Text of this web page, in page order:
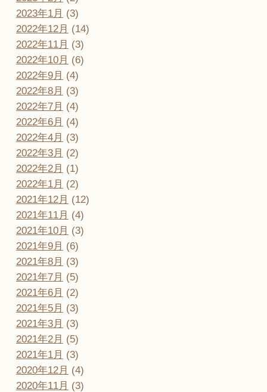
2023年1月 (3)
2022年12月 (14)
2022年11月 (3)
2022年10月 (6)
2022年9月 (4)
2022年8月 (3)
2022年7月 (4)
2022年6月 (4)
2022年4月 (3)
2022年3月 (2)
2022年2月 (1)
2022年1月 (2)
2021年12月 (12)
2021年11月 (4)
2021年10月 (3)
2021年9月 (6)
2021年8月 (3)
2021年7月 (5)
2021年6月 (2)
2021年5月 (3)
2021年3月 (3)
2021年2月 (5)
2021年1月 (3)
2020年12月 (4)
2020年11月 (3)